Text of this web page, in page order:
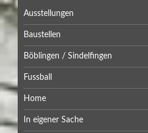
Ausstellungen
Baustellen
Böblingen / Sindelfingen
Fussball
Home
In eigener Sache